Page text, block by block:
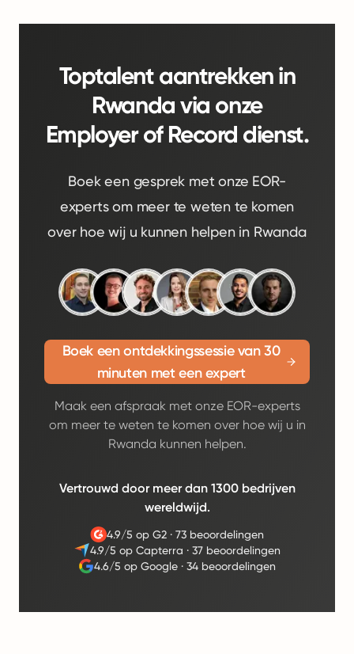
Toptalent aantrekken in
Rwanda via onze
Employer of Record dienst.
Boek een gesprek met onze EOR-
experts om meer te weten te komen
over hoe wij u kunnen helpen in Rwanda
Boek een ontdekkingssessie van 30
minuten met een expert
Maak een afspraak met onze EOR-experts
om meer te weten te komen over hoe wij u in
Rwanda kunnen helpen.
Vertrouwd door meer dan 1300 bedrijven
wereldwijd.
4.9/5 op G2· 73 beoordelingen
4.9/5 op Capterra · 37 beoordelingen
4.6/5 op Google ·34 beoordelingen